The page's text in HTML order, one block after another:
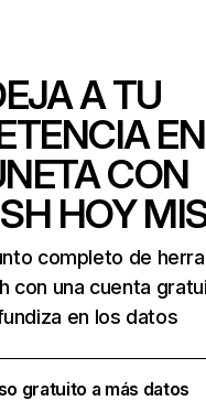
A TU
CON
HOY
completo de
con una cuenta
en los datos
gratuito a más datos